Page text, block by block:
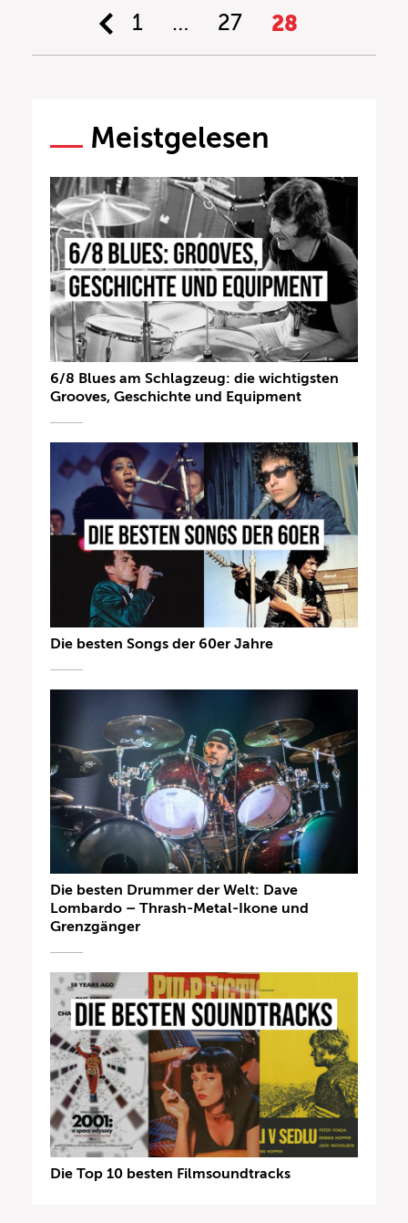
1 … 27 28
Meistgelesen
6/8 Blues am Schlagzeug: die wichtigsten
Grooves, Geschichte und Equipment
Die besten Songs der 60er Jahre
Die besten Drummer der Welt: Dave
Lombardo – Thrash-Metal-Ikone und
Grenzgänger
Die Top 10 besten Filmsoundtracks